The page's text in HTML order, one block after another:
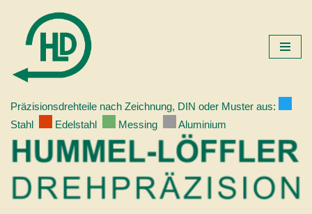
Zum
springen
Präzisionsdrehteile nach Zeichnung, DIN oder Muster aus:
Stahl
Edelstahl Messing Aluminium